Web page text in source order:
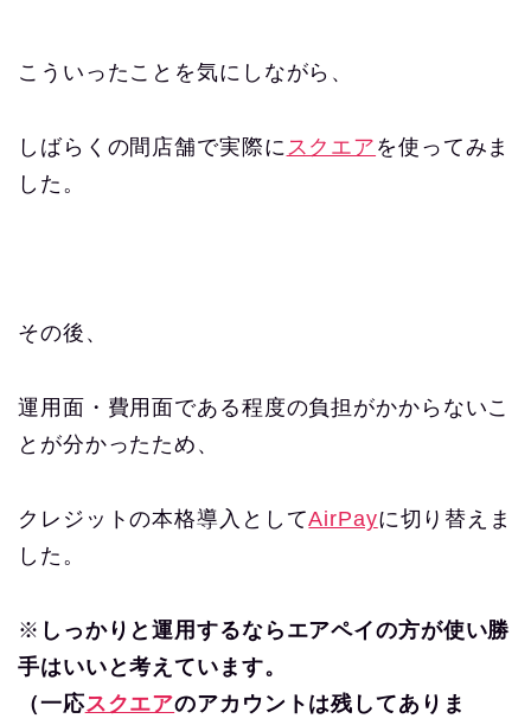
こういったことを気にしながら、
しばらくの間店舗で実際にスクエア を使ってみま
した。
その後、
運用面・費用面である程度の負担がかからないこ
とが分かったため、
クレジットの本格導入としてAirPayに切り替えま
した。
※ しっかりと運用するならエアペイの方が使い勝
手はいいと考えています。
（一応スクエアのアカウントは残してありま